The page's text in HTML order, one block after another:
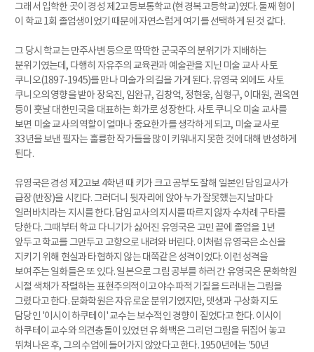
그래서 입학한 곳이 경성 제2고등보통학교(현 경복고등학교)였다. 둘째 형이
이 학교 1회 졸업생이었기 때문에 자연스럽게 여기를 선택하게 된 것 같다.
그 당시 학교는 만주사변 등으로 딱딱한 군국주의 분위기가 지배하는
분위기였는데, 다행히 자유주의 교육관과 예술관을 지닌 미술 교사 사토
쿠니오(1897-1945)를 만나 미술가의 길을 가게 된다. 유영국 외에도 사토
쿠니오의 영향을 받아 장욱진, 임완규, 김창억, 정현웅, 심형구, 이대원, 권옥연
등이 훗날 대한민국을 대표하는 화가로 성장한다. 사토 쿠니오 미술 교사를
보면 미술 교사의 역할이 얼마나 중요한가를 생각하게 되고, 미술 교사로
33년을 보낸 필자는 훌륭한 작가들을 많이 키워내지 못한 것에 대해 반성하게
된다.
유영국은 경성 제2고보 4학년 때 키가 크고 공부도 잘해 일본인 담임교사가
급장(반장)을 시킨다. 그러더니 뒷자리에 앉아 누가 잘못했는지 날마다
일러바치라는 지시를 한다. 담임교사의 지시를 따르지 않자 수차례 구타를
당한다. 그때부터 학교 다니기가 싫어진 유영국은 고민 끝에 졸업을 1년
앞두고 학교를 그만두고 고향으로 내려와 버린다. 이처럼 유영국은 소신을
지키기 위해 현실과 타협하지 않는 대쪽같은 성격이었다. 이런 성격을
보여주는 일화들은 또 있다. 일본으로 그림 공부를 하러 간 유영국은 문화학원
시절 색채가 작렬하는 표현주의적이고 야수파적 기질을 드러내는 그림을
그렸다고 한다. 문화학원은 자유로운 분위기였지만, 뎃생과 구상화 지도
담당인 '이시이 하쿠테이' 교수는 보수적인 경향이 짙었다고 한다. 이시이
하쿠테이 교수와 의견충돌이 있었던 유 화백은 그리던 그림을 뒤집어 놓고
뛰쳐나온 후, 그의 수업에 들어가지 않았다고 한다. 1950년에는 '50년